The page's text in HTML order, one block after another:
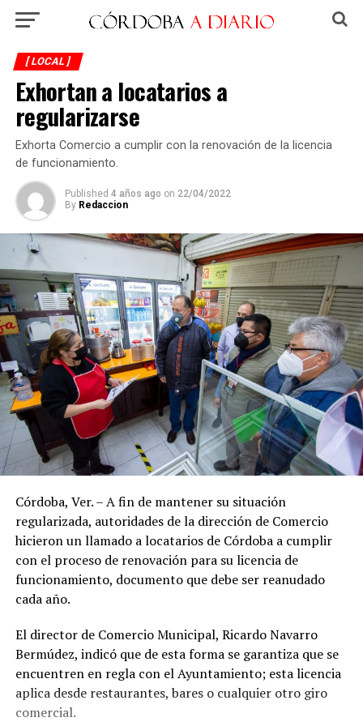
[ LOCAL ]
Exhortan a locatarios a
regularizarse
Exhorta Comercio a cumplir con la renovación de la licencia
de funcionamiento.
Published 4 años ago on 22/04/2022
By Redaccion
Córdoba, Ver. – A fin de mantener su situación
regularizada, autoridades de la dirección de Comercio
hicieron un llamado a locatarios de Córdoba a cumplir
con el proceso de renovación para su licencia de
funcionamiento, documento que debe ser reanudado
cada año.
El director de Comercio Municipal, Ricardo Navarro
Bermúdez, indicó que de esta forma se garantiza que se
encuentren en regla con el Ayuntamiento; esta licencia
aplica desde restaurantes, bares o cualquier otro giro
comercial.